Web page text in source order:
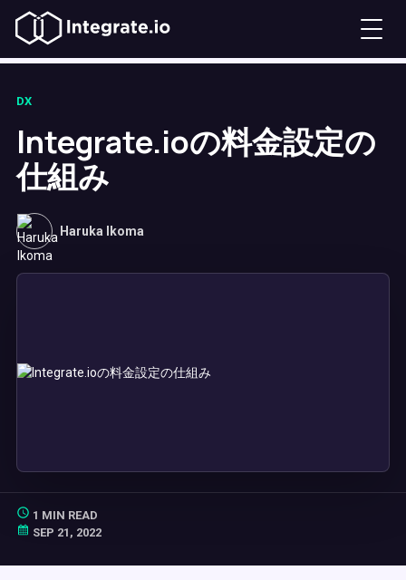
DX
Integrate.ioの料金設定の
仕組み
Haruka Ikoma
1 MIN READ
SEP 21, 2022